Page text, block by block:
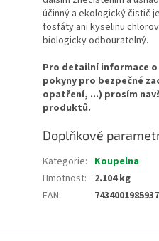
účinný a ekologický čistič
fosfáty ani kyselinu
biologicky odbouratelný.
Pro detailní informace
pokyny pro bezpečné
opatření, ...) prosím
produktů.
Doplňkové
Kategorie: Koupelna
Hmotnost:
2.104 kg
EAN: 7434001985937